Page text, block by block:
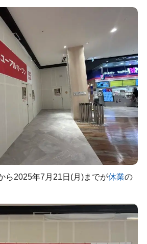
ら2025年7月21日(月)までが休業の